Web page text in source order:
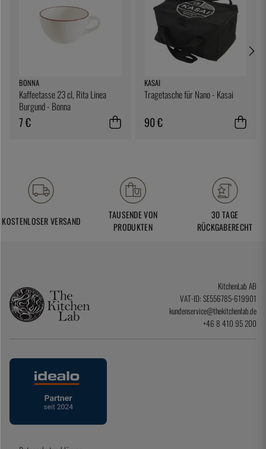
BONNA
Kaffeetasse 23 cl, Rita Linea
Burgund - Bonna
7 €
KASAI
Tragetasche für Nano - Kasai
90 €
KOSTENLOSER VERSAND
TAUSENDE VON
PRODUKTEN
30 TAGE
RÜCKGABERECHT
KitchenLab AB
VAT-ID: SE556785-619901
kundenservice@thekitchenlab.de
+46 8 410 95 200